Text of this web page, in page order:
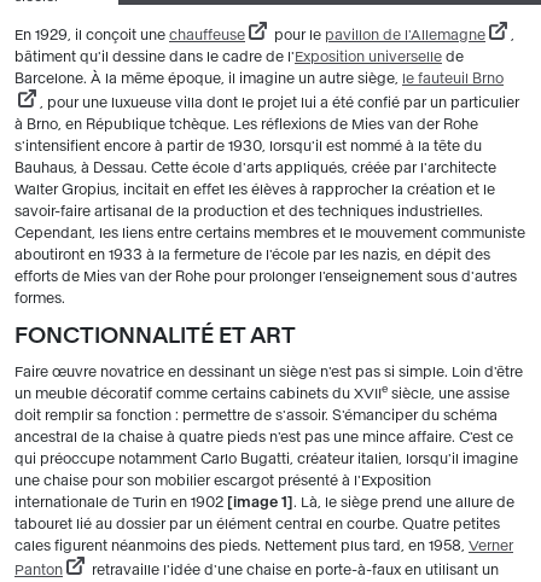
En 1929, il conçoit une chauffeuse pour le pavillon de l'Allemagne
bâtiment qu'il dessine dans le cadre de l'Exposition universelle de
Barcelone. À la même époque, il imagine un autre siège, le fauteuil Brno
, pour une luxueuse villa dont le projet lui a été confié par un particulier
à Brno, en République tchèque. Les réflexions de Mies van der Rohe
s'intensifient encore à partir de 1930, lorsqu'il est nommé à la tête du
Bauhaus, à Dessau. Cette école d'arts appliqués, créée par l'architecte
Walter Gropius, incitait en effet les élèves à rapprocher la création et le
savoir-faire artisanal de la production et des techniques industrielles.
Cependant, les liens entre certains membres et le mouvement communiste
aboutiront en 1933 à la fermeture de l'école par les nazis, en dépit des
efforts de Mies van der Rohe pour prolonger l'enseignement sous d'autres
formes.
FONCTIONNALITÉ ET ART
Faire œuvre novatrice en dessinant un siège n'est pas si simple. Loin d'être
un meuble décoratif comme certains cabinets du XVIIe siècle, une assise
doit remplir sa fonction : permettre de s'assoir. S'émanciper du schéma
ancestral de la chaise à quatre pieds n'est pas une mince affaire. C'est ce
qui préoccupe notamment Carlo Bugatti, créateur italien, lorsqu'il imagine
une chaise pour son mobilier escargot présenté à l'Exposition
internationale de Turin en 1902
image 1
. Là, le siège prend une allure de
tabouret lié au dossier par un élément central en courbe. Quatre petites
cales figurent néanmoins des pieds. Nettement plus tard, en 1958, Verner
Panton
retravaille l'idée d'une chaise en porte-à-faux en utilisant un